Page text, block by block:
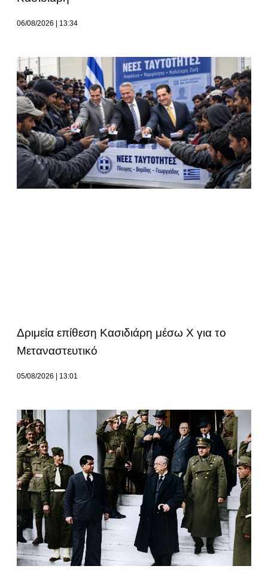
06/08/2026 13:34
Δριμεία επίθεση Κασιδιάρη μέσω Χ για το
Μεταναστευτικό
05/08/2026 13:01